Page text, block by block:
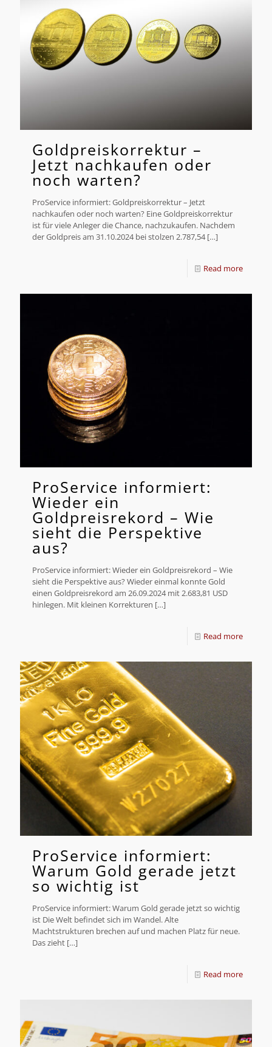
Goldpreiskorrektur –
Jetzt nachkaufen oder
noch warten?
ProService informiert: Goldpreiskorrektur – Jetzt
nachkaufen oder noch warten? Eine Goldpreiskorrektur
ist für viele Anleger die Chance, nachzukaufen. Nachdem
der Goldpreis am 31.10.2024 bei stolzen 2.787,54[…]
Read more
ProService informiert:
Wieder ein
Goldpreisrekord – Wie
sieht die Perspektive
aus?
ProService informiert: Wieder ein Goldpreisrekord – Wie
sieht die Perspektive aus? Wieder einmal konnte Gold
einen Goldpreisrekord am 26.09.2024 mit 2.683,81 USD
hinlegen. Mit kleinen Korrekturen […]
Read more
ProService informiert:
Warum Gold gerade jetzt
so wichtig ist
ProService informiert: Warum Gold gerade jetzt so wichtig
ist Die Welt befindet sich im Wandel. Alte
Machtstrukturen brechen auf und machen Platz für neue.
Das zieht […]
Read more